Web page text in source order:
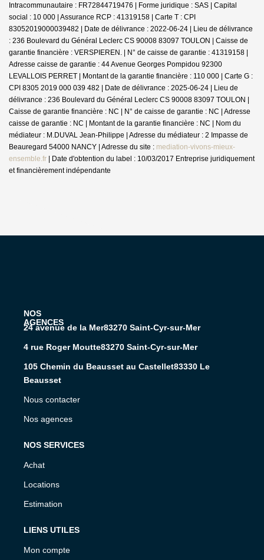
Intracommunautaire : FR72844719476 | Forme juridique : SAS | Capital
social : 10 000 | Assurance RCP : 41319158 | Carte T : CPI
83052019000039482 | Date de délivrance : 2022-06-24 | Lieu de délivrance
: 236 Boulevard du Général Leclerc CS 90008 83097 TOULON | Caisse de
garantie financière : VERSPIEREN. | N° de caisse de garantie : 41319158 |
Adresse caisse de garantie : 44 Avenue Georges Pompidou 92300
LEVALLOIS PERRET | Montant de la garantie financière : 110 000 | Carte G :
CPI 8305 2019 000 039 482 | Date de délivrance : 2025-06-24 | Lieu de
délivrance : 236 Boulevard du Général Leclerc CS 90008 83097 TOULON |
Caisse de garantie financière : NC | N° de caisse de garantie : NC | Adresse
caisse de garantie : NC | Montant de la garantie financière : NC | Nom du
médiateur : M.DUVAL Jean-Philippe | Adresse du médiateur : 2 Impasse de
Beauregard 54000 NANCY | Adresse du site : mediation-vivons-mieux-
ensemble.fr | Date d'obtention du label : 10/03/2017 Entreprise juridiquement
et financièrement indépendante
24 avenue de la Mer83270 Saint-Cyr-sur-Mer
4 rue Roger Moutte83270 Saint-Cyr-sur-Mer
105 Chemin du Beausset au Castellet83330 Le
Beausset
Nous contacter
Nos agences
NOS SERVICES
Achat
Locations
Estimation
LIENS UTILES
Mon compte